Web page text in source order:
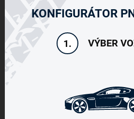
KONFIGURÁTOR
1. VÝBER